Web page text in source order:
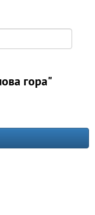
гора"